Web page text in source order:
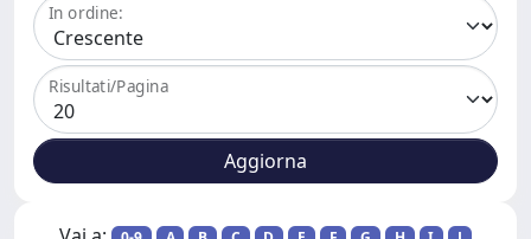
In ordine:
Risultati/Pagina